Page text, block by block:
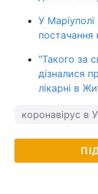
У
постачання
"Такого за
дізналися
лікарні в
коронавірус в